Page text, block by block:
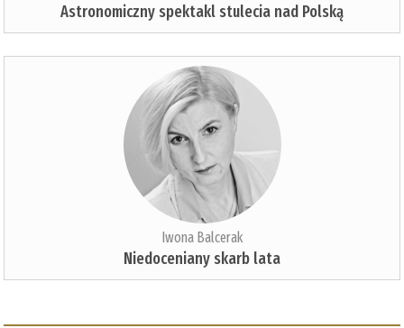
Astronomiczny spektakl stulecia nad Polską
Iwona Balcerak
Niedoceniany skarb lata